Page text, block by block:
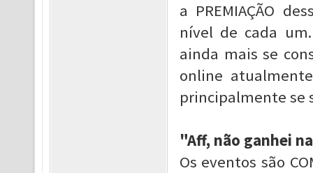
a PREMIAÇÃO
nível de cada
ainda mais se
online
principalmente se
"Aff, não ganhei
Os eventos são